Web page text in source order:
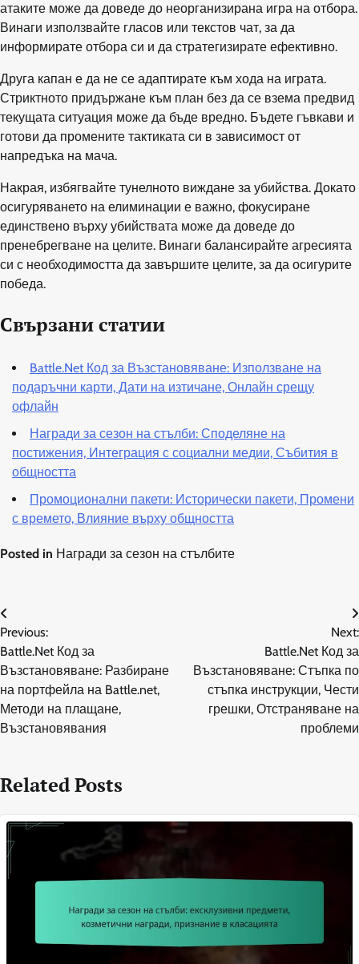
атаките може да доведе до неорганизирана игра на отбора.
Винаги използвайте гласов или текстов чат, за да
информирате отбора си и да стратегизирате ефективно.
Друга капан е да не се адаптирате към хода на играта.
Стриктното придържане към план без да се взема предвид
текущата ситуация може да бъде вредно. Бъдете гъвкави и
готови да промените тактиката си в зависимост от
напредъка на мача.
Накрая, избягвайте тунелното виждане за убийства. Докато
осигуряването на елиминации е важно, фокусиране
единствено върху убийствата може да доведе до
пренебрегване на целите. Винаги балансирайте агресията
си с необходимостта да завършите целите, за да осигурите
победа.
Свързани статии
Battle.Net Код за Възстановяване: Използване на
подаръчни карти, Дати на изтичане, Онлайн срещу
офлайн
Награди за сезон на стълби: Споделяне на
постижения, Интеграция с социални медии, Събития в
общността
Промоционални пакети: Исторически пакети, Промени
с времето, Влияние върху общността
Posted in Награди за сезон на стълбите
Post
navigation
Previous:
Battle.Net Код за
Възстановяване: Разбиране
на портфейла на Battle.net,
Методи на плащане,
Възстановявания
Next:
Battle.Net Код за
Възстановяване: Стъпка по
стъпка инструкции, Чести
грешки, Отстраняване на
проблеми
Related Posts